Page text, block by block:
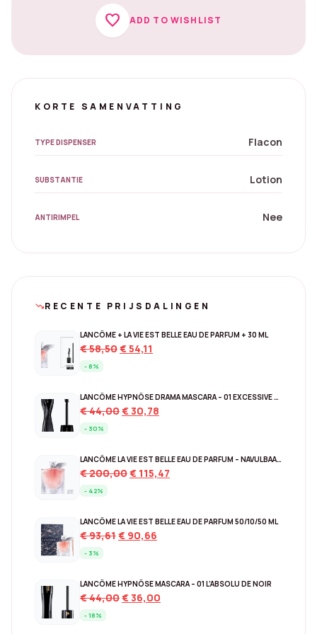
favorite ADD TO WISHLIST
KORTE SAMENVATTING
TYPE DISPENSER Flacon
SUBSTANTIE Lotion
ANTIRIMPEL Nee
trending_downRECENTE PRIJSDALINGEN
LANCÔME + LA VIE EST BELLE EAU DE PARFUM + 30 ML
€58,50Original
€ 58,50.
€54,11
- 8%
LANCÔME HYPNÔSE DRAMA MASCARA – 01 EXCESSIVE BLACK
€44,00Original
€30,78
- 30%
LANCÔME LA VIE EST BELLE EAU DE PARFUM – NAVULBAAR 150 ML
€200,00Original
€ 115,47
- 42%
LANCÔME LA VIE EST BELLE EAU DE PARFUM 50/10/50 ML
€93,61Original
€ 93,61.
€ 90,66
- 3%
LANCÔME HYPNÔSE MASCARA – 01 L’ABSOLU DE NOIR
€44,00Original
€36,00
- 18%